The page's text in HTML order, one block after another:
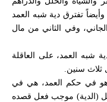
وأيضاً تفترق دية شبه العمد
وفي الثاني من مال
شبه العمد، على العاقلة
سنين.
هو في حكم العمد، هي في
(الدية) موجب فعل قصده